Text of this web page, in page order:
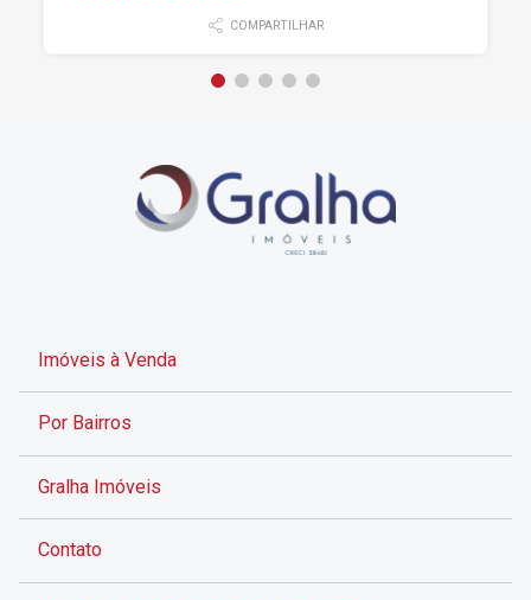
COMPARTILHAR
Imóveis à Venda
Por Bairros
Gralha Imóveis
Contato